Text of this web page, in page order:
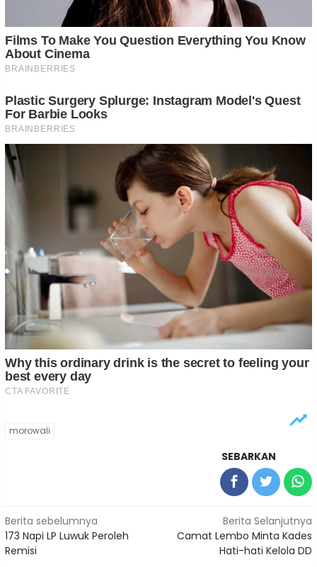
morowali
SEBARKAN
Navigasi
pos
Berita sebelumnya
173 Napi LP Luwuk Peroleh
Remisi
Berita Selanjutnya
Camat Lembo Minta Kades
Hati-hati Kelola DD